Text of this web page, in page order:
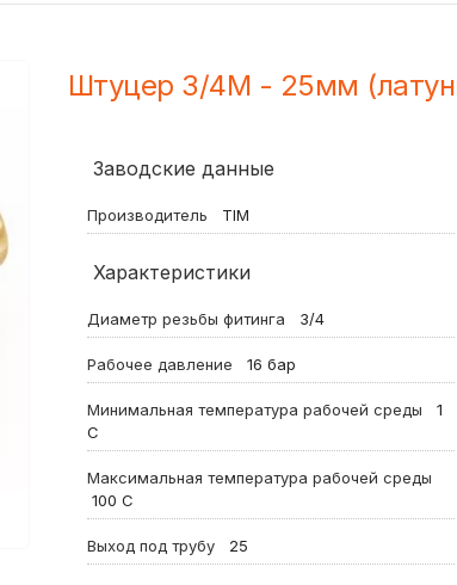
Штуцер 3/4M - 25мм
Заводские данные
Производитель TIM
Характеристики
Диаметр резьбы фитинга 3/4
Рабочее давление 16 бар
Минимальная температура рабочей среды
1
С
Максимальная температура рабочей среды
100 С
Выход под трубу 25